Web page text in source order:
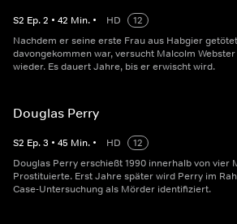
S2 Ep.2 • 42 Min. • HD
12
Nachdem er seine erste Frau aus Habgier
davongekommen war, versucht Malcolm
wieder. Es dauert Jahre, bis er erwischt wird.
Douglas Perry
S2 Ep.3 • 45 Min. • HD
12
Douglas Perry erschießt 1990 innerhalb von vier
Prostituierte. Erst Jahre später wird Perry im
Case-Untersuchung als Mörder identifiziert.